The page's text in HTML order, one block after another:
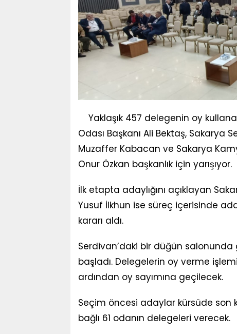
Yaklaşık 457 delegenin oy
Odası Başkanı Ali Bektaş, Sakarya
Muzaffer Kabacan ve Sakarya
Onur Özkan başkanlık için yarışıyor.
İlk etapta adaylığını açıklayan
Yusuf İlkhun ise süreç içerisinde
kararı aldı.
Serdivan’daki bir düğün salonunda
başladı. Delegelerin oy verme
ardından oy sayımına geçilecek.
Seçim öncesi adaylar kürsüde son
bağlı 61 odanın delegeleri verecek.